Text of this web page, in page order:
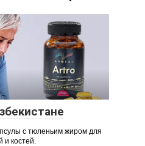
с тюленьим жиром для
и костей.